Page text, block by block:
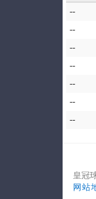
--
--
--
--
--
--
--
皇冠
网站